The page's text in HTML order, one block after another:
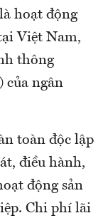
hoạt động
Việt Nam,
thông
của ngân
toàn độc lập
điều hành,
động sản
Chi phí lãi